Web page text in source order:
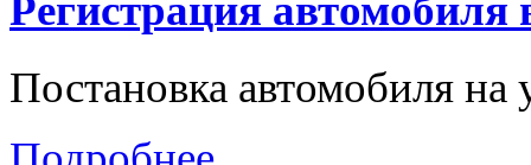
Регистрация
Постановка автомобиля на